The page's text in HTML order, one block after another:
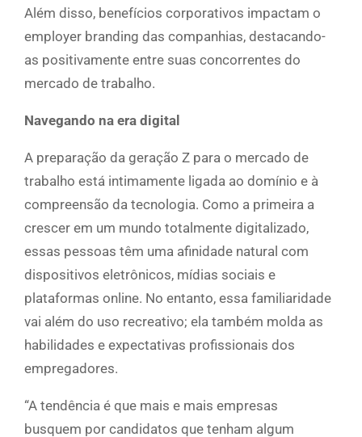
Além disso, benefícios corporativos impactam o
employer branding das companhias, destacando-
as positivamente entre suas concorrentes do
mercado de trabalho.
Navegando na era digital
A preparação da geração Z para o mercado de
trabalho está intimamente ligada ao domínio e à
compreensão da tecnologia. Como a primeira a
crescer em um mundo totalmente digitalizado,
essas pessoas têm uma afinidade natural com
dispositivos eletrônicos, mídias sociais e
plataformas online. No entanto, essa familiaridade
vai além do uso recreativo; ela também molda as
habilidades e expectativas profissionais dos
empregadores.
“A tendência é que mais e mais empresas
busquem por candidatos que tenham algum